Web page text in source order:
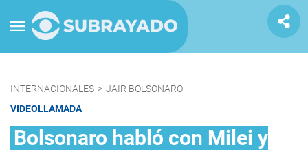
INTERNACIONALES > JAIR BOLSONARO
VIDEOLLAMADA
Bolsonaro habló con Milei y